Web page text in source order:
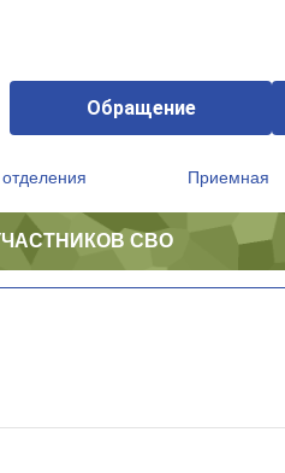
Обращение
Приемная
СВО